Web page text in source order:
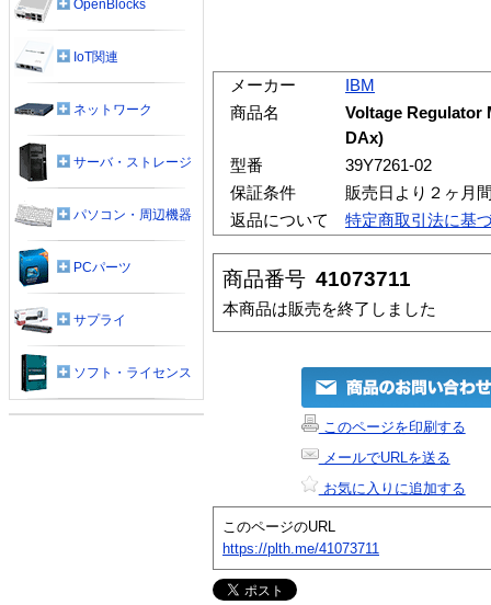
メーカー
IBM
商品名
Voltage Regulator
DAx)
型番
39Y7261-02
保証条件
販売日より２ヶ月
返品について
特定商取引法に基
商品番号 41073711
本商品は販売を終了しました
このページを印刷する
メールでURLを送る
お気に入りに追加する
このページのURL
https://plth.me/41073711
OpenBlocks
IoT関連
ネットワーク
サーバ・ストレージ
パソコン・周辺機器
PCパーツ
サプライ
ソフト・ライセンス